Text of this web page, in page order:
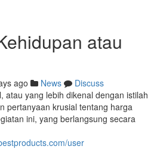
atau
ago News
Discuss
atau yang lebih dikenal dengan istilah
pertanyaan krusial tentang harga
ini, yang berlangsung secara
user